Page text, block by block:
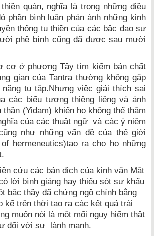
quán, nghĩa là trong những điều
phần bình luận phản ánh những kinh
thống tu thiền của các bậc đạo sư
phê bình cũng đã được sau mười
cơ ở phương Tây tìm kiếm bản chất
gian của Tantra thường không gặp
tu tập.Nhưng việc giải thích sai
các biểu tượng thiêng liêng và ảnh
(Yidam) khiến họ không thể thâm
của các thuật ngữ và các ý niệm
như những vấn đề của thế giới
hermeneutics)tạo ra cho họ những
cứu các bản dịch của kinh văn Mật
lời bình giảng hay thiếu sót sự khẩu
bậc thầy đã chứng ngộ chính bằng
kể trên thời tạo ra các kết quả trái
muốn nói là một mối nguy hiểm thật
đối với sự lành mạnh.